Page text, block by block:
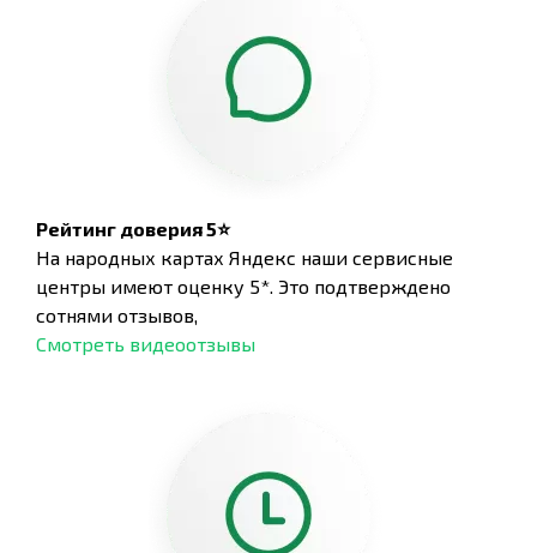
Рейтинг доверия 5⭐
На народных картах Яндекс наши сервисные
центры имеют оценку 5*. Это подтверждено
сотнями отзывов,
Смотреть видеоотзывы